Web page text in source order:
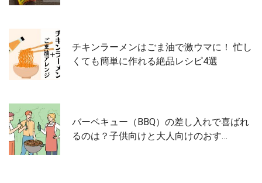
チキンラーメンはごま油で激ウマに！ 忙し
くても簡単に作れる絶品レシピ4選
バーベキュー（BBQ）の差し入れで喜ばれ
るのは？子供向けと大人向けのおす…